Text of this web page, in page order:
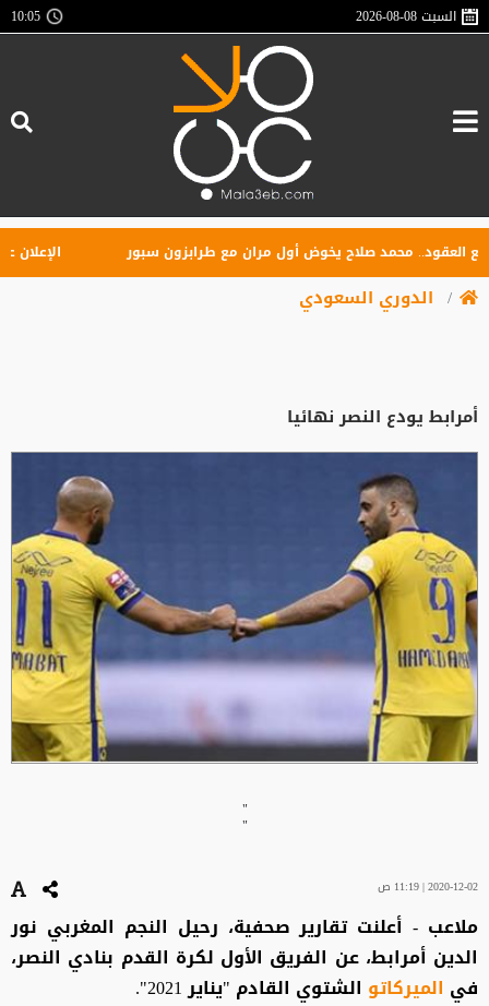
السبت2026-08-08
10:05
محمد صلاح يخوض أول مران مع طرابزون سبور الإعلان عن
الدوري السعودي
أمرابط يودع النصر نهائيا
"
"
2020-12-02 | 11:19 ص
ملاعب - أعلنت تقارير صحفية، رحيل النجم المغربي نور
الدين أمرابط، عن الفريق الأول لكرة القدم بنادي النصر،
في الميركاتو الشتوي القادم "يناير 2021".